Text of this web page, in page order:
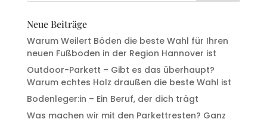
Neue Beiträge
Warum Weilert Böden die beste Wahl für Ihren
neuen Fußboden in der Region Hannover ist
Outdoor-Parkett – Gibt es das überhaupt?
Warum echtes Holz draußen die beste Wahl ist
Bodenleger:in – Ein Beruf, der dich trägt
Was machen wir mit den Parkettresten? Ganz